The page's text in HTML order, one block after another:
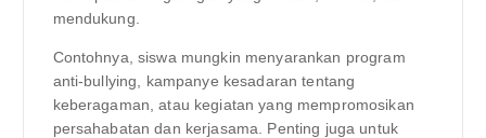
mendukung.
Contohnya, siswa mungkin menyarankan program
anti-bullying, kampanye kesadaran tentang
keberagaman, atau kegiatan yang mempromosikan
persahabatan dan kerjasama. Penting juga untuk